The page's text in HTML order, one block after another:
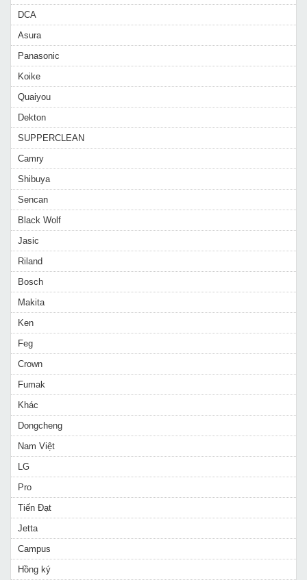
DCA
Asura
Panasonic
Koike
Quaiyou
Dekton
SUPPERCLEAN
Camry
Shibuya
Sencan
Black Wolf
Jasic
Riland
Bosch
Makita
Ken
Feg
Crown
Fumak
Khác
Dongcheng
Nam Việt
LG
Pro
Tiến Đạt
Jetta
Campus
Hồng ký